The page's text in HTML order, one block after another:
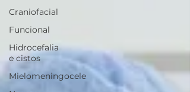
Craniofacial
Funcional
Hidrocefalia
e cistos
Mielomeningocele